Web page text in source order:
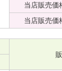
当店販売価
当店販売価